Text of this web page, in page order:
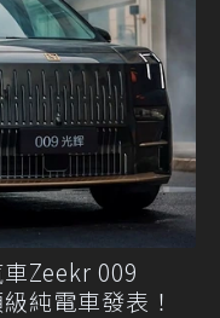
Zeekr 009
純電車發表！